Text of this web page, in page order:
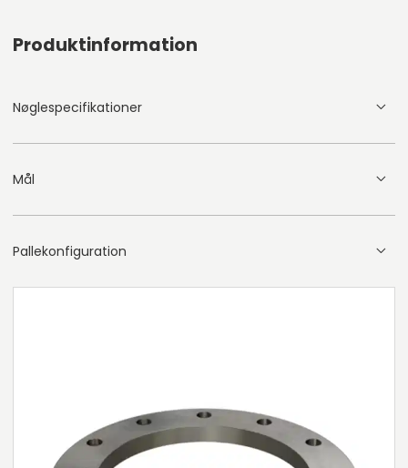
Produktinformation
Nøglespecifikationer
Mål
Pallekonfiguration